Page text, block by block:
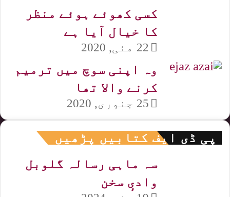
کسی کھوئے ہوئے منظر
کا خیال آیا ہے
22 مئی, 2020
وہ اپنی سوچ میں ترمیم
کرنے والا تھا
25 جنوری, 2020
پی ڈی ایف کتابیں پڑھیں
سہ ماہی رسالہ گلوبل
وادیٕ سخن